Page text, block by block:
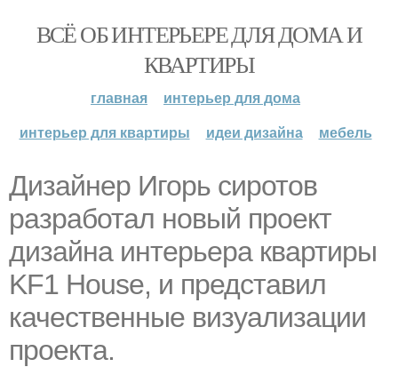
ВСЁ ОБ ИНТЕРЬЕРЕ ДЛЯ ДОМА И
КВАРТИРЫ
главная
интерьер для дома
интерьер для квартиры
идеи дизайна мебель
Дизайнер Игорь сиротов
разработал новый проект
дизайна интерьера квартиры
KF1 House, и представил
качественные визуализации
проекта.